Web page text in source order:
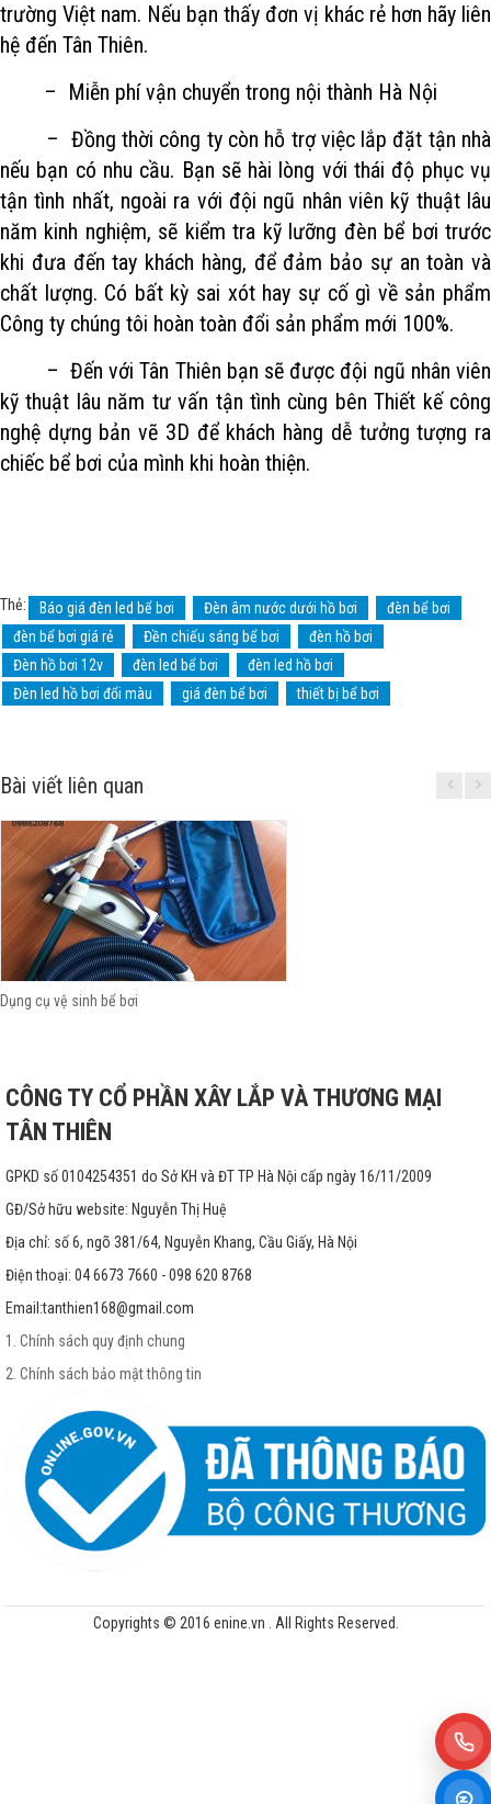
trường Việt nam. Nếu bạn thấy đơn vị khác rẻ hơn hãy liên
hệ đến Tân Thiên.
– Miễn phí vận chuyển trong nội thành Hà Nội
– Đồng thời công ty còn hỗ trợ việc lắp đặt tận nhà
nếu bạn có nhu cầu. Bạn sẽ hài lòng với thái độ phục vụ
tận tình nhất, ngoài ra với đội ngũ nhân viên kỹ thuật lâu
năm kinh nghiệm, sẽ kiểm tra kỹ lưỡng đèn bể bơi trước
khi đưa đến tay khách hàng, để đảm bảo sự an toàn và
chất lượng. Có bất kỳ sai xót hay sự cố gì về sản phẩm
Công ty chúng tôi hoàn toàn đổi sản phẩm mới 100%.
– Đến với Tân Thiên bạn sẽ được đội ngũ nhân viên
kỹ thuật lâu năm tư vấn tận tình cùng bên Thiết kế công
nghệ dựng bản vẽ 3D để khách hàng dễ tưởng tượng ra
chiếc bể bơi của mình khi hoàn thiện.
Thẻ: Báo giá đèn led bể bơi Đèn âm nước dưới hồ bơi
đèn bể bơi
đèn bể bơi giá rẻ
Đền chiếu sáng bể bơi
đèn hồ bơi
Đèn hồ bơi 12v
đèn led bể bơi
đèn led hồ bơi
Đèn led hồ bơi đổi màu
giá đèn bể bơi thiết bị bể bơi
Bài viết liên quan
Dụng cụ vệ sinh bể bơi
CÔNG TY CỔ PHẦN XÂY LẮP VÀ THƯƠNG MẠI
TÂN THIÊN
GPKD số 0104254351 do Sở KH và ĐT TP Hà Nội cấp ngày 16/11/2009
GĐ/Sở hữu website: Nguyễn Thị Huệ
Địa chỉ: số 6, ngõ 381/64, Nguyễn Khang, Cầu Giấy, Hà Nội
Điện thoại: 04 6673 7660 - 098 620 8768
Email:tanthien168@gmail.com
1. Chính sách quy định chung
2. Chính sách bảo mật thông tin
Copyrights © 2016 enine.vn . All Rights Reserved.